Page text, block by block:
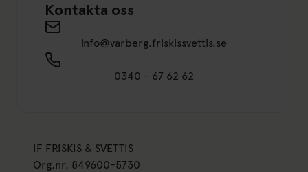
Kontakta oss
Send an email to
info@varberg.friskissvettis.se
0340 - 67 62 62
IF FRISKIS & SVETTIS
Org.nr. 849600-5730